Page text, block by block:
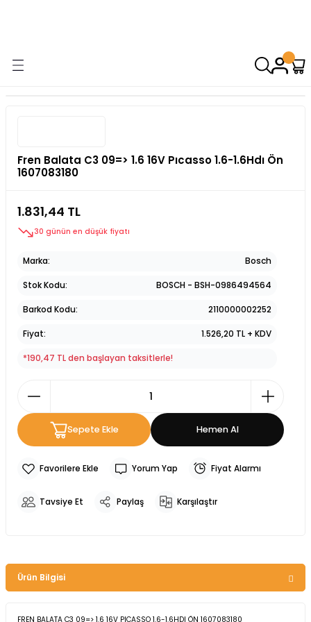
Fren Balata C3 09=> 1.6 16V Pıcasso 1.6-1.6Hdı Ön
1607083180
1.831,44 TL
30 günün en düşük fiyatı
Marka Bosch
Stok Kodu BOSCH - BSH-0986494564
Barkod Kodu 2110000002252
Fiyat 1.526,20 TL + KDV
*190,47 TL den başlayan taksitlerle!
Sepete Ekle Hemen Al
Yorum Yap Fiyat Alarmı
Tavsiye Et Paylaş Karşılaştır
Ürün Bilgisi
FREN BALATA C3 09=> 1.6 16V PICASSO 1.6-1.6HDI ÖN 1607083180